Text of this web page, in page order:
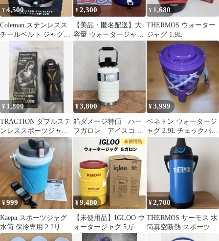
¥4,500
Coleman ステンレスス
チールベルト ジャグ
¥2,300
【美品・匿名配送】大
容量 ウォータージャグ
7.3L キャンプ 部活 防
¥ 1,680
THERMOS ウォーター
ジャグ 1.9L
¥ 1,800
TRACTION ダブルステ
ンレススポーツジャグ
2.2L
¥3,800
箱ダメージ特価 ハー
フガロン アイスコン
テナ アイスジャグ
YETI タイプ
¥3,999
ベネトン ウォータージ
ャグ 2.9L チェックパー
¥999
Kaepa スポーツジャグ
水筒 保冷専用 2.2リッ
トル
¥9,480
【未使用品】IGLOO ウ
ォータージャグ 5ガロ
ン 約19リットル イグル
¥2,700
THERMOS サーモス 水
筒真空断熱 スポーツジ
ャグ 2Ｌ ブルー